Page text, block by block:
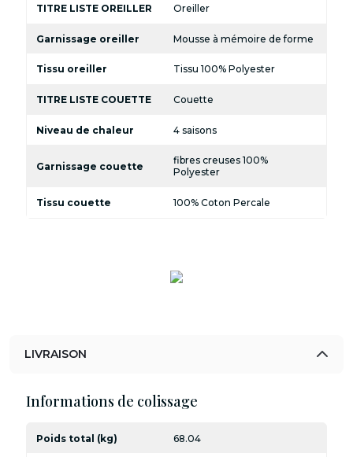
TITRE LISTE OREILLER Oreiller
Garnissage oreiller Mousse à mémoire de forme
Tissu oreiller Tissu 100% Polyester
TITRE LISTE COUETTE Couette
Niveau de chaleur 4 saisons
Garnissage couette
fibres creuses 100%
Polyester
Tissu couette 100% Coton Percale
LIVRAISON
Informations de colissage
Poids total (kg) 68.04